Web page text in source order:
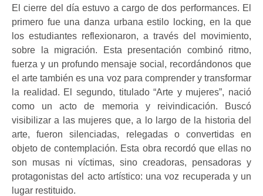
El cierre del día estuvo a cargo de dos performances. El
primero fue una danza urbana estilo locking, en la que
los estudiantes reflexionaron, a través del movimiento,
sobre la migración. Esta presentación combinó ritmo,
fuerza y un profundo mensaje social, recordándonos que
el arte también es una voz para comprender y transformar
la realidad. El segundo, titulado “Arte y mujeres”, nació
como un acto de memoria y reivindicación. Buscó
visibilizar a las mujeres que, a lo largo de la historia del
arte, fueron silenciadas, relegadas o convertidas en
objeto de contemplación. Esta obra recordó que ellas no
son musas ni víctimas, sino creadoras, pensadoras y
protagonistas del acto artístico: una voz recuperada y un
lugar restituido.